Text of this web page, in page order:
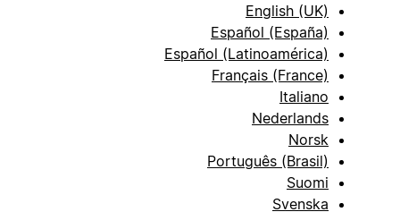
English (UK)
Español (España)
Español (Latinoamérica)
Français (France)
Italiano
Nederlands
Norsk
Português (Brasil)
Suomi
Svenska